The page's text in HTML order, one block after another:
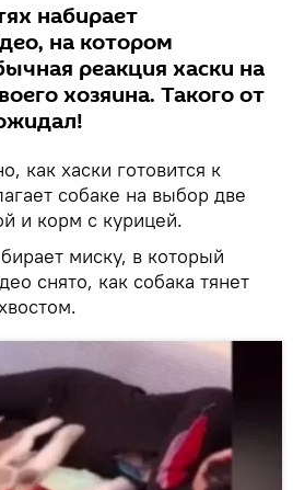
набирает
на котором
реакция хаски на
хозяина. Такого от
как хаски готовится к
собаке на выбор две
и корм с курицей.
миску, в который
снято, как собака тянет